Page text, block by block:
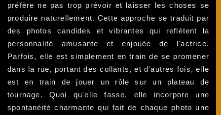
préfère ne pas trop prévoir et laisser les choses se
produire naturellement. Cette approche se traduit par
des photos candides et vibrantes qui reflètent la
personnalité amusante et enjouée de l'actrice.
Parfois, elle est simplement en train de se promener
dans la rue, portant des collants, et d'autres fois, elle
est en train de jouer un rôle sur un plateau de
tournage. Quoi qu'elle fasse, elle incorpore une
spontanéité charmante qui fait de chaque photo une